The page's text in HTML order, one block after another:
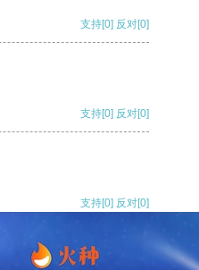
支持[0] 反对[0]
支持[0] 反对[0]
支持[0] 反对[0]